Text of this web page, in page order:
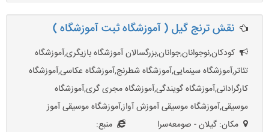
نقش ترنج گیل ( آموزشگاه ثبت آموزشگاه )
کودکان,نوجوانان,جوانان,بزرگسالان آموزشگاه بازیگری,آموزشگاه
تئاتر,آموزشگاه سینمایی,آموزشگاه شطرنج,آموزشگاه عکاسی,آموزشگاه
کارگرادانی,آموزشگاه گویندگی,آموزشگاه مجری گری,آموزشگاه
موسیقی,آموزشگاه موسیقی آموزش آواز,آموزشگاه موسیقی آموز
مکان: گیلان - صومعه‌سرا
منبع: